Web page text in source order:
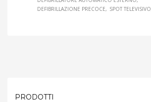
DEFIBRILLAZIONE PRECOCE
SPOT TELEVISIVO
PRODOTTI